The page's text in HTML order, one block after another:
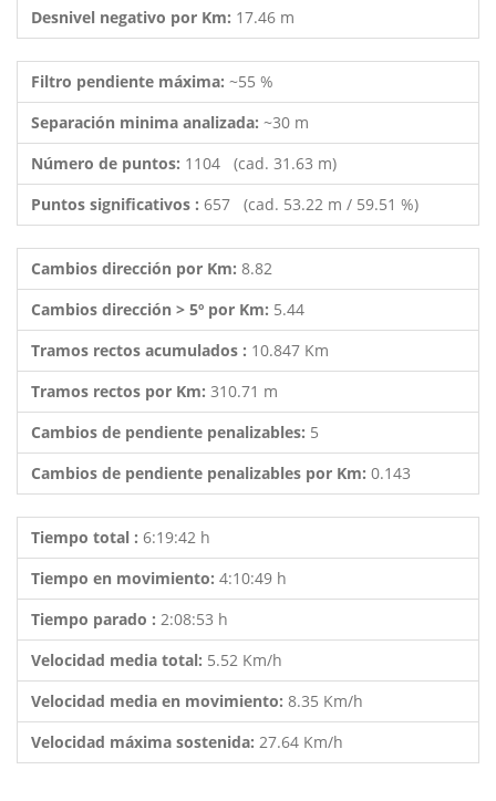
Desnivel negativo por Km: 17.46 m
Filtro pendiente máxima: ~55 %
Separación minima analizada: ~30 m
Número de puntos: 1104 (cad. 31.63 m)
Puntos significativos : 657 (cad. 53.22 m / 59.51 %)
Cambios dirección por Km: 8.82
Cambios dirección > 5º por Km: 5.44
Tramos rectos acumulados : 10.847 Km
Tramos rectos por Km: 310.71 m
Cambios de pendiente penalizables: 5
Cambios de pendiente penalizables por Km: 0.143
Tiempo total : 6:19:42 h
Tiempo en movimiento: 4:10:49 h
Tiempo parado : 2:08:53 h
Velocidad media total: 5.52 Km/h
Velocidad media en movimiento: 8.35 Km/h
Velocidad máxima sostenida: 27.64 Km/h